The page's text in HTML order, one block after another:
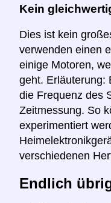
Kein
Dies ist kein
verwenden einen
einige Motoren,
geht. Erläuterung:
die Frequenz des
Zeitmessung. So
experimentiert
verschiedenen
Endlich